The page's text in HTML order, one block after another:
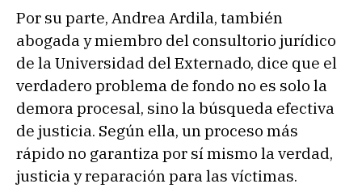
Por su parte, Andrea Ardila, también
abogada y miembro del consultorio jurídico
de la Universidad del Externado, dice que el
verdadero problema de fondo no es solo la
demora procesal, sino la búsqueda efectiva
de justicia. Según ella, un proceso más
rápido no garantiza por sí mismo la verdad,
justicia y reparación para las víctimas.